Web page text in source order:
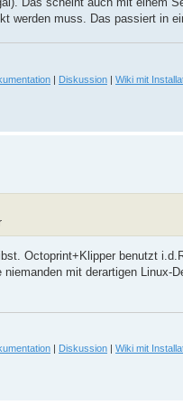
werden muss. Das passiert in
| Diskussion | Wiki mit
Octoprint+Klipper benutzt
mit derartigen Linux-
Diskussion Wiki mit